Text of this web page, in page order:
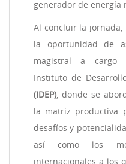
generador de energía
Al concluir la
la oportunidad de
magistral a cargo
Instituto de
(IDEP), donde se
la matriz productiva
desafíos y
así como los
internacionales a los